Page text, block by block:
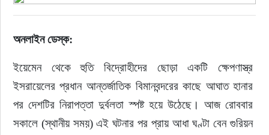
জাতীয়
তারুণ্য
অনলাইন ডেস্ক:
ইয়েমেন থেকে হুতি বিদ্রোহীদের ছোড়া একটি ক্ষেপণাস্ত্র
ইসরায়েলের প্রধান আন্তর্জাতিক বিমানবন্দরের কাছে আঘাত হানার
পর দেশটির নিরাপত্তা দুর্বলতা স্পষ্ট হয়ে উঠেছে। আজ রোববার
সকালে (স্থানীয় সময়) এই ঘটনার পর প্রায় আধা ঘণ্টা বেন গুরিয়ন